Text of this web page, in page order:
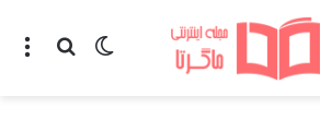
تغییر پوسته